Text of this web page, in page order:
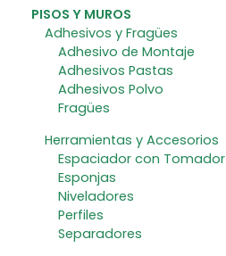
PISOS Y MUROS
Adhesivos y Fragües
Adhesivo de Montaje
Adhesivos Pastas
Adhesivos Polvo
Fragües
Herramientas y Accesorios
Espaciador con Tomador
Esponjas
Niveladores
Perfiles
Separadores